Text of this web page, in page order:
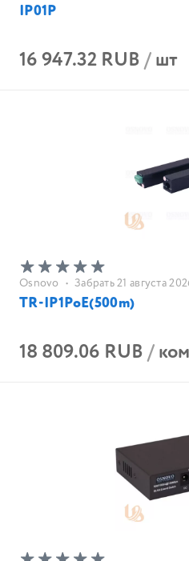
IP01P
16 947.32 RUB/шт
Osnovo • Забрать 21 августа
TR-IP1PoE(500m)
18 809.06 RUB/